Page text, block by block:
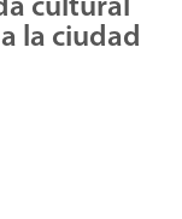
cultural
la ciudad